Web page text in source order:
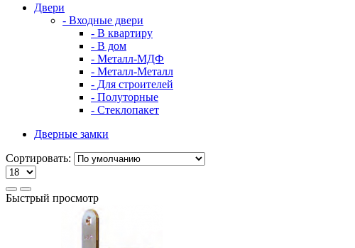
Двери
- Входные двери
- В квартиру
- В дом
- Металл-МДФ
- Металл-Металл
- Для строителей
- Полуторные
- Стеклопакет
Дверные замки
Сортировать:
Быстрый просмотр